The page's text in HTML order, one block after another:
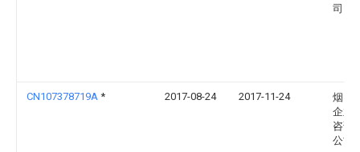
司
CN107378719A * 2017-08-24 2017-11-24
烟台
企业
咨询
公司